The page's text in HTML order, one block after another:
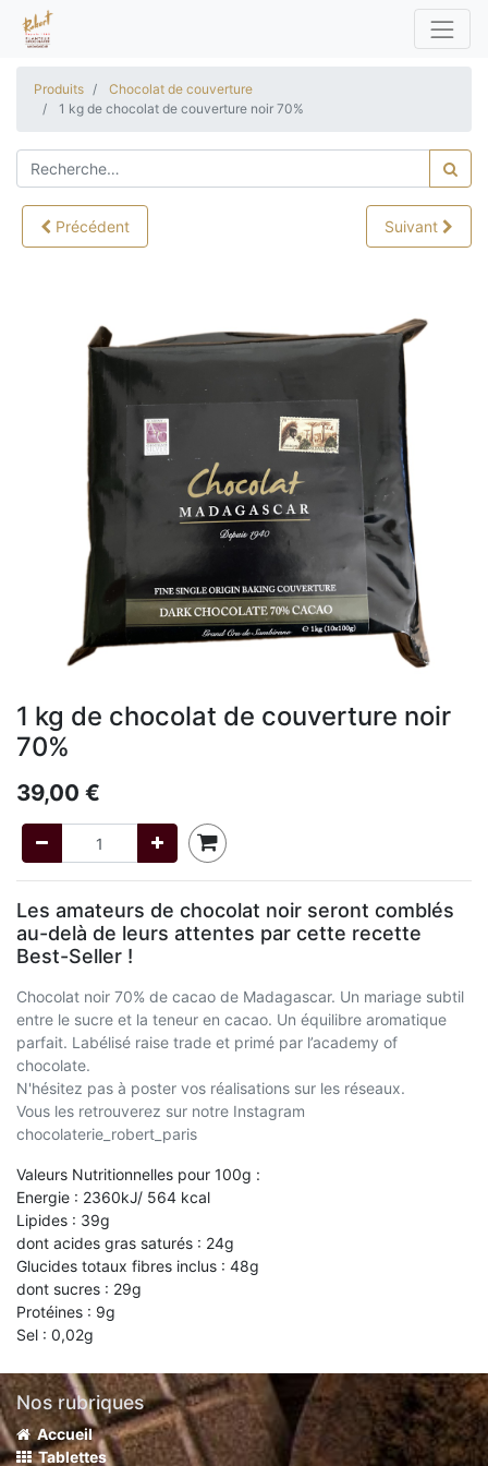
Produits
Chocolat de couverture
1 kg de chocolat de couverture noir 70%
Précédent Suivant
1 kg de chocolat de couverture noir
70%
39,00 €
Les amateurs de chocolat noir seront comblés
au-delà de leurs attentes par cette recette
Best-Seller !
Chocolat noir 70% de cacao de Madagascar. Un mariage subtil
entre le sucre et la teneur en cacao. Un équilibre aromatique
parfait. Labélisé raise trade et primé par l’academy of
chocolate.
N'hésitez pas à poster vos réalisations sur les réseaux.
Vous les retrouverez sur notre Instagram
chocolaterie_robert_paris
Valeurs Nutritionnelles pour 100g :
Energie : 2360kJ/ 564 kcal
Lipides : 39g
dont acides gras saturés : 24g
Glucides totaux fibres inclus : 48g
dont sucres : 29g
Protéines : 9g
Sel : 0,02g
Nos rubriques
Accueil
Tablettes